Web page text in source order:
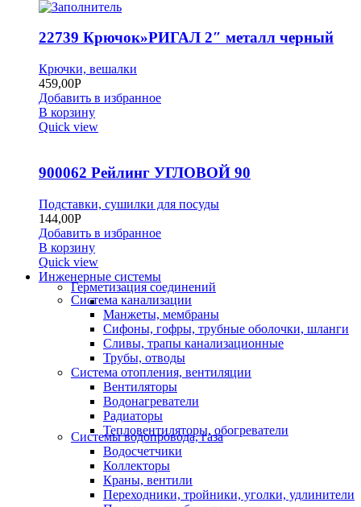
22739 Крючок»РИГАЛ 2″ металл черный
Крючки, вешалки
459,00Р
Добавить в избранное
В корзину
Quick view
900062 Рейлинг УГЛОВОЙ 90
Подставки, сушилки для посуды
144,00Р
Добавить в избранное
В корзину
Quick view
Инженерные системы
Герметизация соединений
Система канализации
Манжеты, мембраны
Сифоны, гофры, трубные оболочки, шланги
Сливы, трапы канализационные
Трубы, отводы
Система отопления, вентиляции
Вентиляторы
Водонагреватели
Радиаторы
Тепловентиляторы, обогреватели
Системы водопровода, газа
Водосчетчики
Коллекторы
Краны, вентили
Переходники, тройники, уголки, удлинители